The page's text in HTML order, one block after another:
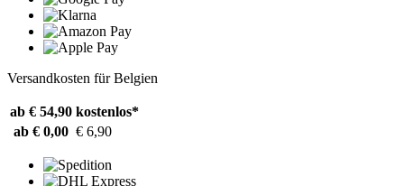
Versandkosten für Belgien
ab € 54,90 kostenlos*
ab € 0,00 € 6,90